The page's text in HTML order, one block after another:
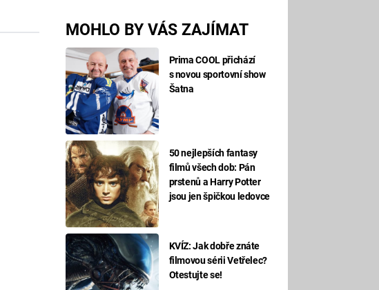
MOHLO BY VÁS ZAJÍMAT
Prima COOL přichází
s novou sportovní show
Šatna
50 nejlepších fantasy
filmů všech dob: Pán
prstenů a Harry Potter
jsou jen špičkou ledovce
KVÍZ: Jak dobře znáte
filmovou sérii Vetřelec?
Otestujte se!